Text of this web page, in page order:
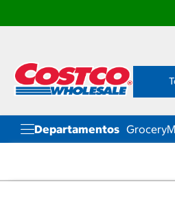
contenido
menú
navegación
Departamentos Grocery